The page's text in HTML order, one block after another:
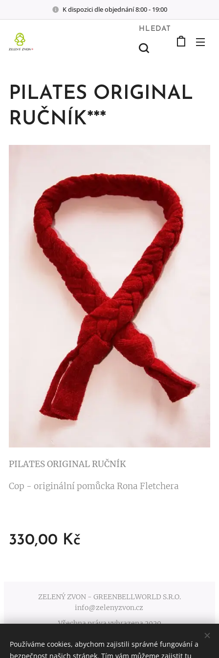
K dispozici dle objednání 8:00 - 19:00
HLEDAT
PILATES ORIGINAL
RUČNÍK***
PILATES ORIGINAL RUČNÍK
Cop - originální pomůcka Rona Fletchera
330,00 Kč
ZELENÝ ZVON - GREENBELLWORLD S.R.O.
info@zelenyzvon.cz
Všechna práva vyhrazena 2020
Obchodní podmínky Cookies
Používáme cookies, abychom zajistili správné fungování a
bezpečnost našich stránek. Tím vám můžeme zajistit tu